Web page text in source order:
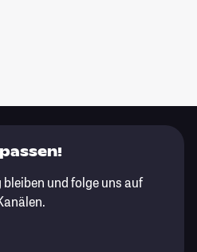
und folge uns auf